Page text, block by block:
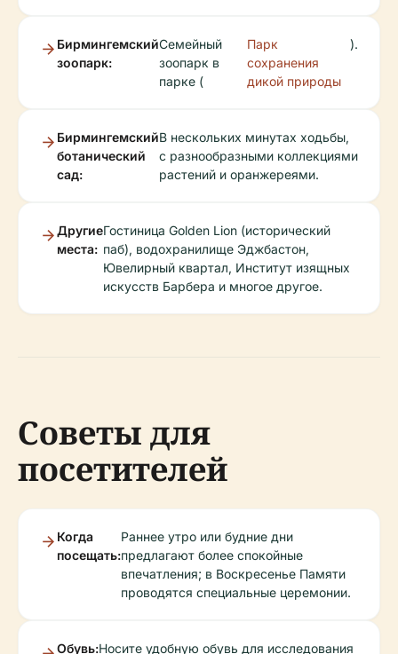
Бирмингемский
зоопарк:
Семейный
зоопарк в
парке (
Парк
сохранения
дикой природы
).
Бирмингемский
ботанический
сад:
В нескольких минутах ходьбы,
с разнообразными коллекциями
растений и оранжереями.
Другие
места:
Гостиница Golden Lion (исторический
паб), водохранилище Эджбастон,
Ювелирный квартал, Институт изящных
искусств Барбера и многое другое.
Советы для
посетителей
Когда
посещать:
Раннее утро или будние дни
предлагают более спокойные
впечатления; в Воскресенье Памяти
проводятся специальные церемонии.
Обувь:Носите удобную обувь для исследования